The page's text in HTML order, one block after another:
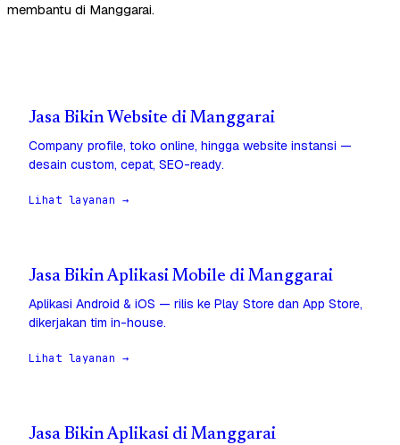
membantu di Manggarai.
Jasa Bikin Website di Manggarai
Company profile, toko online, hingga website instansi —
desain custom, cepat, SEO-ready.
Lihat layanan →
Jasa Bikin Aplikasi Mobile di Manggarai
Aplikasi Android & iOS — rilis ke Play Store dan App Store,
dikerjakan tim in-house.
Lihat layanan →
Jasa Bikin Aplikasi di Manggarai